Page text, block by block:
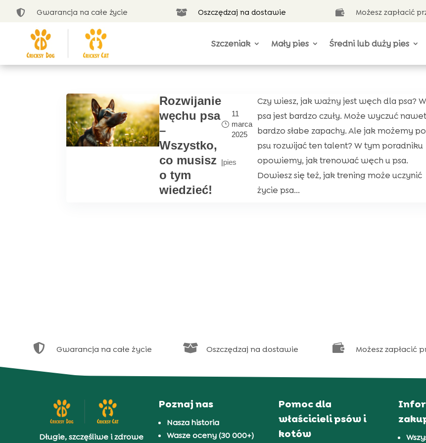
 Gwarancja na całe życie  Oszczędzaj na dostawie  Możesz zapłacić
Szczeniak Mały pies Średni lub duży pies
Rozwijanie
węchu psa
–
Wszystko,
co musisz
o tym
wiedzieć!
11
marca
2025
|pies
Czy wiesz, jak ważny jest węch dla psa?
psa jest bardzo czuły. Może wyczuć nawet
bardzo słabe zapachy. Ale jak możemy
psu rozwijać ten talent? W tym poradniku
opowiemy, jak trenować węch u psa.
Dowiesz się też, jak trening może uczynić
życie psa...
 Gwarancja na całe życie  Oszczędzaj na dostawie  Możesz zapłacić
Długie, szczęśliwe i zdrowe
Poznaj nas
Nasza historia
Wasze oceny (30 000+)
Pomoc dla
właścicieli psów i
kotów